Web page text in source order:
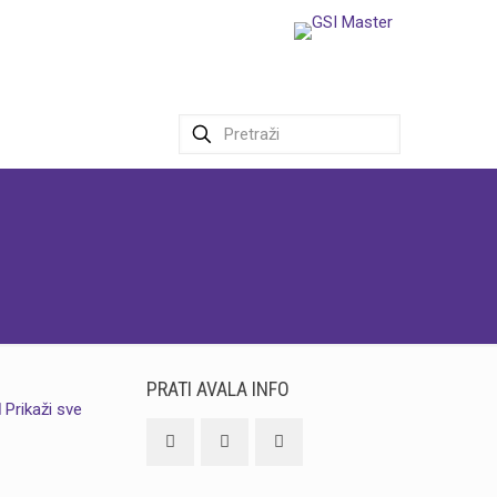
Prikaži sve
PRATI AVALA INFO